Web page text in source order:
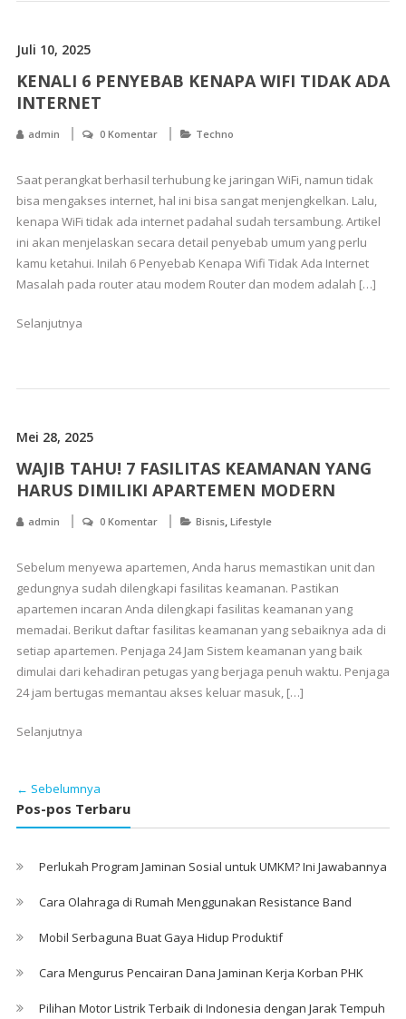
Juli 10, 2025
KENALI 6 PENYEBAB KENAPA WIFI TIDAK ADA
INTERNET
admin 0 Komentar Techno
Saat perangkat berhasil terhubung ke jaringan WiFi, namun tidak
bisa mengakses internet, hal ini bisa sangat menjengkelkan. Lalu,
kenapa WiFi tidak ada internet padahal sudah tersambung. Artikel
ini akan menjelaskan secara detail penyebab umum yang perlu
kamu ketahui. Inilah 6 Penyebab Kenapa Wifi Tidak Ada Internet
Masalah pada router atau modem Router dan modem adalah […]
Selanjutnya
Mei 28, 2025
WAJIB TAHU! 7 FASILITAS KEAMANAN YANG
HARUS DIMILIKI APARTEMEN MODERN
admin 0 Komentar Bisnis, Lifestyle
Sebelum menyewa apartemen, Anda harus memastikan unit dan
gedungnya sudah dilengkapi fasilitas keamanan. Pastikan
apartemen incaran Anda dilengkapi fasilitas keamanan yang
memadai. Berikut daftar fasilitas keamanan yang sebaiknya ada di
setiap apartemen. Penjaga 24 Jam Sistem keamanan yang baik
dimulai dari kehadiran petugas yang berjaga penuh waktu. Penjaga
24 jam bertugas memantau akses keluar masuk, […]
Selanjutnya
← Sebelumnya
Pos-pos Terbaru
Perlukah Program Jaminan Sosial untuk UMKM? Ini Jawabannya
Cara Olahraga di Rumah Menggunakan Resistance Band
Mobil Serbaguna Buat Gaya Hidup Produktif
Cara Mengurus Pencairan Dana Jaminan Kerja Korban PHK
Pilihan Motor Listrik Terbaik di Indonesia dengan Jarak Tempuh